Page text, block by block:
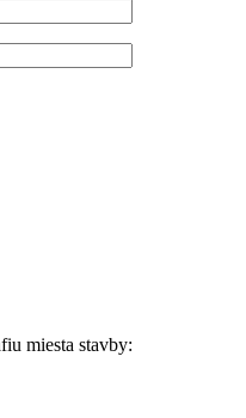
miesta stavby: